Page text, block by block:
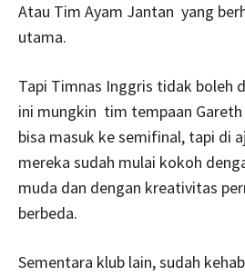
Atau Tim Ayam Jantan yang
utama.
Tapi Timnas Inggris tidak boleh
ini mungkin tim tempaan
bisa masuk ke semifinal, tapi di
mereka sudah mulai kokoh
muda dan dengan kreativitas
berbeda.
Sementara klub lain, sudah